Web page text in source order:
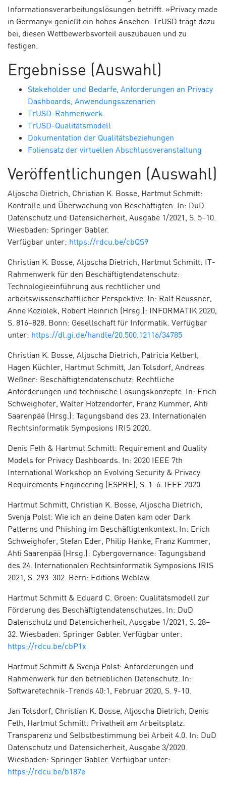
Informationsverarbeitungslösungen betrifft. »Privacy made
in Germany« genießt ein hohes Ansehen. TrUSD trägt dazu
bei, diesen Wettbewerbsvorteil auszubauen und zu
festigen.
Ergebnisse (Auswahl)
Stakeholder und Bedarfe, Anforderungen an Privacy
Dashboards, Anwendungsszenarien
TrUSD-Rahmenwerk
TrUSD-Qualitätsmodell
Dokumentation der Qualitätsbeziehungen
Foliensatz der virtuellen Abschlussveranstaltung
Veröffentlichungen (Auswahl)
Aljoscha Dietrich, Christian K. Bosse, Hartmut Schmitt:
Kontrolle und Überwachung von Beschäftigten. In: DuD
Datenschutz und Datensicherheit, Ausgabe 1/2021, S. 5–10.
Wiesbaden: Springer Gabler.
Verfügbar unter: https://rdcu.be/cbQS9
Christian K. Bosse, Aljoscha Dietrich, Hartmut Schmitt: IT-
Rahmenwerk für den Beschäftigtendatenschutz:
Technologieeinführung aus rechtlicher und
arbeitswissenschaftlicher Perspektive. In: Ralf Reussner,
Anne Koziolek, Robert Heinrich (Hrsg.): INFORMATIK 2020,
S. 816–828. Bonn: Gesellschaft für Informatik. Verfügbar
unter: https://dl.gi.de/handle/20.500.12116/34785
Christian K. Bosse, Aljoscha Dietrich, Patricia Kelbert,
Hagen Küchler, Hartmut Schmitt, Jan Tolsdorf, Andreas
Weßner: Beschäftigtendatenschutz: Rechtliche
Anforderungen und technische Lösungskonzepte. In: Erich
Schweighofer, Walter Hötzendorfer, Franz Kummer, Ahti
Saarenpää (Hrsg.): Tagungsband des 23. Internationalen
Rechtsinformatik Symposions IRIS 2020.
Denis Feth & Hartmut Schmitt: Requirement and Quality
Models for Privacy Dashboards. In: 2020 IEEE 7th
International Workshop on Evolving Security & Privacy
Requirements Engineering (ESPRE), S. 1–6. IEEE 2020.
Hartmut Schmitt, Christian K. Bosse, Aljoscha Dietrich,
Svenja Polst: Wie ich an deine Daten kam oder Dark
Patterns und Phishing im Beschäftigtenkontext. In: Erich
Schweighofer, Stefan Eder, Philip Hanke, Franz Kummer,
Ahti Saarenpää (Hrsg.): Cybergovernance: Tagungsband
des 24. Internationalen Rechtsinformatik Symposions IRIS
2021, S. 293–302. Bern: Editions Weblaw.
Hartmut Schmitt & Eduard C. Groen: Qualitätsmodell zur
Förderung des Beschäftigtendatenschutzes. In: DuD
Datenschutz und Datensicherheit, Ausgabe 1/2021, S. 28–
32. Wiesbaden: Springer Gabler. Verfügbar unter:
https://rdcu.be/cbP1x
Hartmut Schmitt & Svenja Polst: Anforderungen und
Rahmenwerk für den betrieblichen Datenschutz. In:
Softwaretechnik-Trends 40:1, Februar 2020, S. 9-10.
Jan Tolsdorf, Christian K. Bosse, Aljoscha Dietrich, Denis
Feth, Hartmut Schmitt: Privatheit am Arbeitsplatz:
Transparenz und Selbstbestimmung bei Arbeit 4.0. In: DuD
Datenschutz und Datensicherheit, Ausgabe 3/2020.
Wiesbaden: Springer Gabler. Verfügbar unter:
https://rdcu.be/b187e